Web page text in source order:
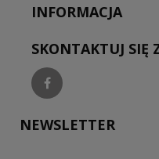
INFORMACJA
SKONTAKTUJ SIĘ
NEWSLETTER